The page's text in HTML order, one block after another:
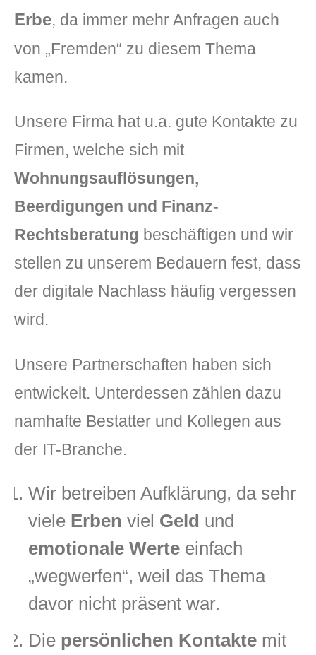
Erbe, da immer mehr Anfragen auch
von „Fremden“ zu diesem Thema
kamen.
Unsere Firma hat u.a. gute Kontakte zu
Firmen, welche sich mit
Wohnungsauflösungen,
Beerdigungen und Finanz-
Rechtsberatung beschäftigen und wir
stellen zu unserem Bedauern fest, dass
der digitale Nachlass häufig vergessen
wird.
Unsere Partnerschaften haben sich
entwickelt. Unterdessen zählen dazu
namhafte Bestatter und Kollegen aus
der IT-Branche.
Wir betreiben Aufklärung, da sehr
viele Erben viel Geld und
emotionale Werte einfach
„wegwerfen“, weil das Thema
davor nicht präsent war.
Die persönlichen Kontakte mit